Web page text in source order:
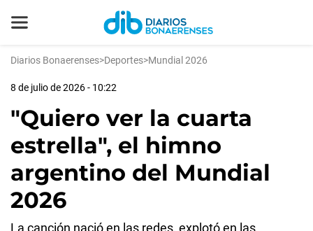
Diarios Bonaerenses>Deportes>Mundial 2026
8 de julio de 2026 - 10:22
"Quiero ver la cuarta
estrella", el himno
argentino del Mundial
2026
La canción nació en las redes, explotó en las